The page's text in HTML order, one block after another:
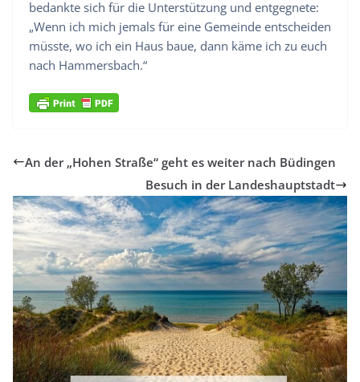
bedankte sich für die Unterstützung und entgegnete:
„Wenn ich mich jemals für eine Gemeinde entscheiden
müsste, wo ich ein Haus baue, dann käme ich zu euch
nach Hammersbach.“
An der „Hohen Straße“ geht es weiter nach Büdingen
Besuch in der Landeshauptstadt